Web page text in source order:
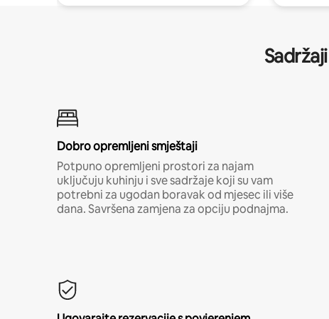
Dobro opremljeni smještaji
Potpuno opremljeni prostori za najam
uključuju kuhinju i sve sadržaje koji su vam
potrebni za ugodan boravak od mjesec ili više
dana. Savršena zamjena za opciju podnajma.